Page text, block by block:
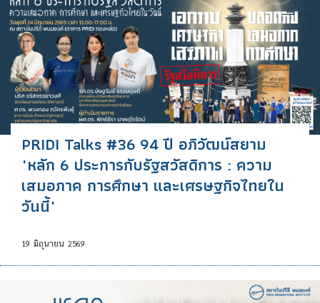
PRIDI Talks #36 94 ปี อภิวัฒน์สยาม
"หลัก 6 ประการกับรัฐสวัสดิการ : ความ
เสมอภาค การศึกษา และเศรษฐกิจไทยใน
วันนี้"
19 มิถุนายน 2569